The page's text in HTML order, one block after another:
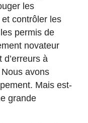
les
contrôler les
permis de
novateur
d’erreurs à
avons
Mais est-
grande